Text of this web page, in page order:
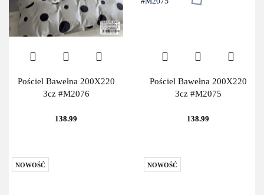
Pościel Bawełna 200X220
3cz #M2076
138.99
Pościel Bawełna 200X220
3cz #M2075
138.99
NOWOŚĆ NOWOŚĆ